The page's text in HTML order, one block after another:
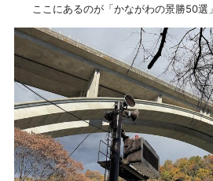
ここにあるのが「かながわの景勝50選